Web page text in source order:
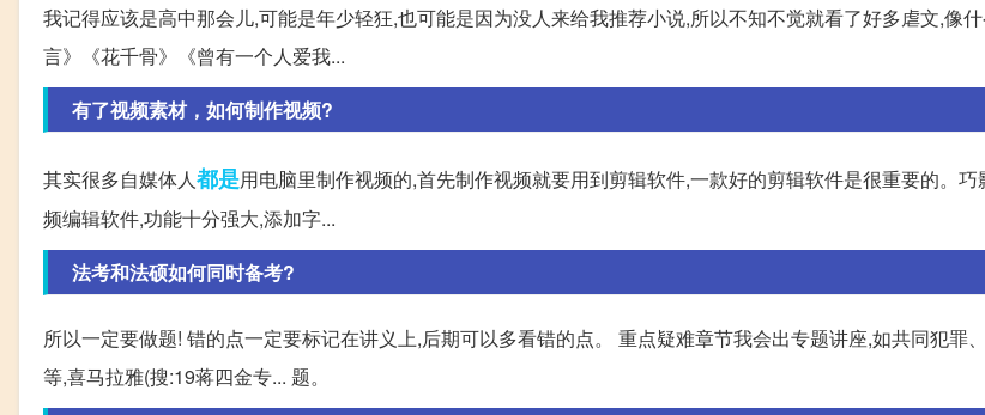
我记得应该是高中那会儿,可能是年少轻狂,也可能是因为没人来给我推荐小说,所以不知不觉就看了好多虐文,像
言》《花千骨》《曾有一个人爱我...
有了视频素材，如何制作视频?
其实很多自媒体人都是用电脑里制作视频的,首先制作视频就要用到剪辑软件,一款好的剪辑软件是很重要的。
频编辑软件,功能十分强大,添加字...
法考和法硕如何同时备考?
所以一定要做题! 错的点一定要标记在讲义上,后期可以多看错的点。 重点疑难章节我会出专题讲座,如共同犯罪
等,喜马拉雅(搜:19蒋四金专... 题。